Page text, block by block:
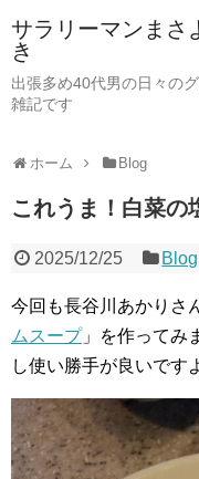
サラリーマンまさ
き
出張多め40代男の日々の
雑記です
ホーム Blog
これうま！白菜の
2025/12/25 Blog
今回も長谷川あかりさ
ムスープ」を作ってみ
し使い勝手が良いです